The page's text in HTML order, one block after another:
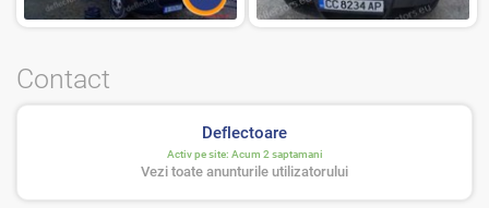
Contact
Deflectoare
Activ pe site: Acum 2 saptamani
Vezi toate anunturile utilizatorului